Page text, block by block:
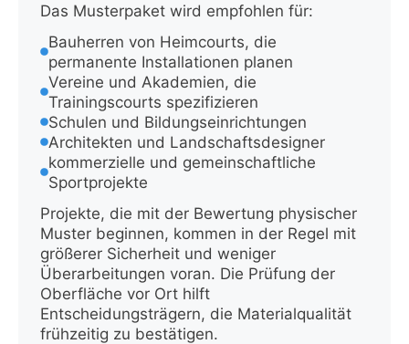
Das Musterpaket wird empfohlen für:
Bauherren von Heimcourts, die
permanente Installationen planen
Vereine und Akademien, die
Trainingscourts spezifizieren
Schulen und Bildungseinrichtungen
Architekten und Landschaftsdesigner
kommerzielle und gemeinschaftliche
Sportprojekte
Projekte, die mit der Bewertung physischer
Muster beginnen, kommen in der Regel mit
größerer Sicherheit und weniger
Überarbeitungen voran. Die Prüfung der
Oberfläche vor Ort hilft
Entscheidungsträgern, die Materialqualität
frühzeitig zu bestätigen.